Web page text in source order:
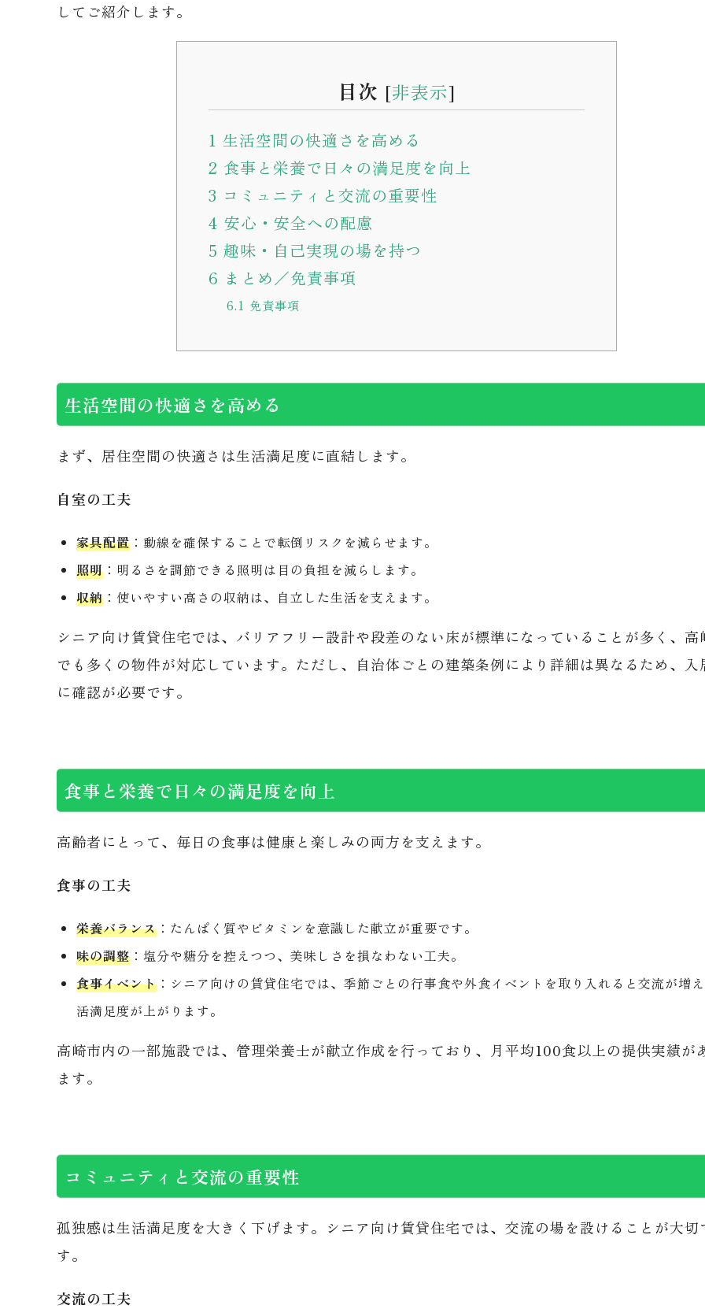
してご紹介します。
目次 [非表示]
1 生活空間の快適さを高める
2 食事と栄養で日々の満足度を向上
3 コミュニティと交流の重要性
4 安心・安全への配慮
5 趣味・自己実現の場を持つ
6 まとめ／免責事項
6.1 免責事項
生活空間の快適さを高める
まず、居住空間の快適さは生活満足度に直結します。
自室の工夫
家具配置 ：動線を確保することで転倒リスクを減らせます。
照明 ：明るさを調節できる照明は目の負担を減らします。
収納 ：使いやすい高さの収納は、自立した生活を支えます。
シニア向け賃貸住宅では、バリアフリー設計や段差のない床が標準になっていることが多く、高
でも多くの物件が対応しています。ただし、自治体ごとの建築条例により詳細は異なるため、入
に確認が必要です。
食事と栄養で日々の満足度を向上
高齢者にとって、毎日の食事は健康と楽しみの両方を支えます。
食事の工夫
栄養バランス ：たんぱく質やビタミンを意識した献立が重要です。
味の調整 ：塩分や糖分を控えつつ、美味しさを損なわない工夫。
食事イベント ：シニア向けの賃貸住宅では、季節ごとの行事食や外食イベントを取り入れると交流が増
活満足度が上がります。
高崎市内の一部施設では、管理栄養士が献立作成を行っており、月平均100食以上の提供実績が
ます。
コミュニティと交流の重要性
孤独感は生活満足度を大きく下げます。シニア向け賃貸住宅では、交流の場を設けることが大切
す。
交流の工夫